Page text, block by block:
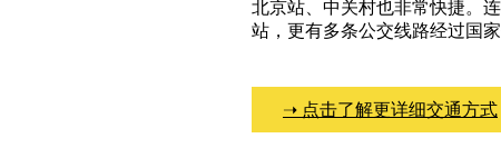
北京站、中关村也非常快捷。
站，更有多条公交线路经过国家
➝ 点击了解更详细交通方式